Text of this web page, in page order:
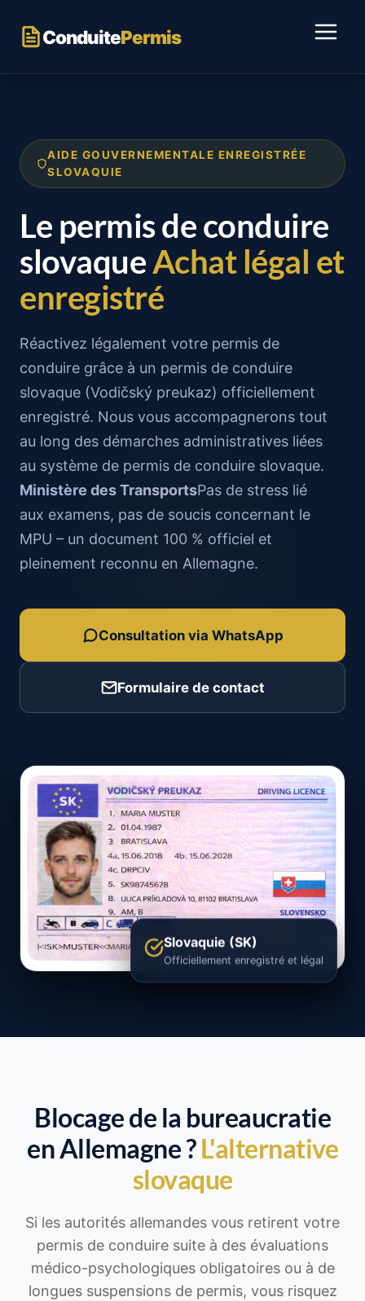
contenu
ConduitePermis
AIDE GOUVERNEMENTALE ENREGISTRÉE
SLOVAQUIE
Le permis de conduire
slovaqueAchat légal et
enregistré
Réactivez légalement votre permis de
conduire grâce à un permis de conduire
slovaque (Vodičský preukaz) officiellement
enregistré. Nous vous accompagnerons tout
au long des démarches administratives liées
au système de permis de conduire slovaque.
Ministère des TransportsPas de stress lié
aux examens, pas de soucis concernant le
MPU – un document 100 % officiel et
pleinement reconnu en Allemagne.
Consultation via WhatsApp
Formulaire de contact
Slovaquie (SK)
Officiellement enregistré et légal
Blocage de la bureaucratie
en Allemagne ?L'alternative
slovaque
Si les autorités allemandes vous retirent votre
permis de conduire suite à des évaluations
médico-psychologiques obligatoires ou à de
longues suspensions de permis, vous risquez